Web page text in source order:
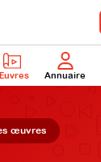
Annuaire
œuvres